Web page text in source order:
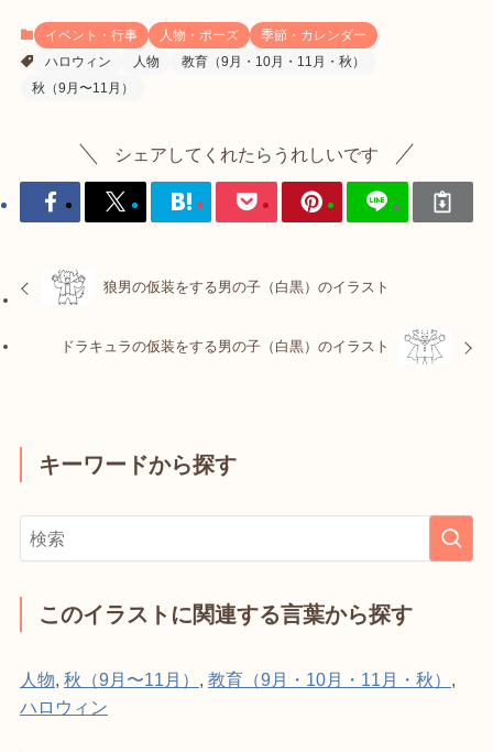
イベント・行事 人物・ポーズ
季節・カレンダー
ハロウィン
人物
教育（9月・10月・11月・秋）
秋（9月〜11月）
シェアしてくれたらうれしいです
狼男の仮装をする男の子（白黒）のイラスト
ドラキュラの仮装をする男の子（白黒）のイラスト
キーワードから探す
このイラストに関連する言葉から探す
人物 秋（9月〜11月） 教育（9月・10月・11月・秋）
ハロウィン